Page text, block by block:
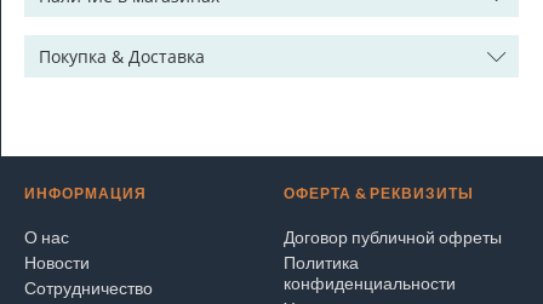
Покупка & Доставка
ИНФОРМАЦИЯ
О нас
Новости
Сотрудничество
ОФЕРТА & РЕКВИЗИТЫ
Договор публичной офреты
Политика
конфиденциальности